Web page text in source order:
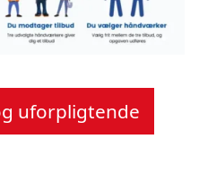
uforpligtende